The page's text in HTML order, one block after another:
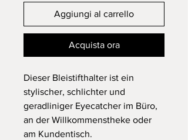
Aggiungi al carrello
Acquista ora
Dieser Bleistifthalter ist ein
stylischer, schlichter und
geradliniger Eyecatcher im Büro,
an der Willkommenstheke oder
am Kundentisch.